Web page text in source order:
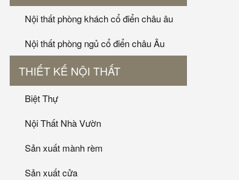
Nội thất phòng khách cổ điển châu âu
Nội thất phòng ngủ cổ điển châu Âu
THIẾT KẾ NỘI THẤT
Biệt Thự
Nội Thất Nhà Vườn
Sản xuất mành rèm
Sản xuất cửa